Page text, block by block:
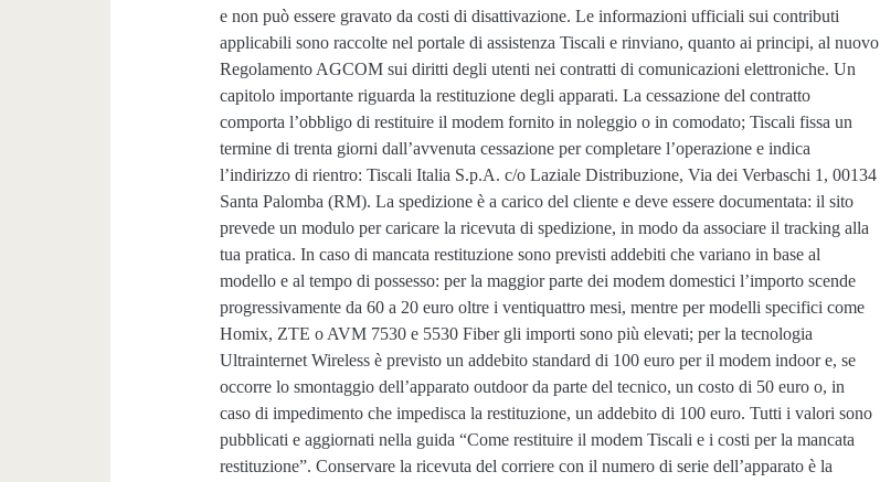
e non può essere gravato da costi di disattivazione. Le informazioni ufficiali sui contributi
applicabili sono raccolte nel portale di assistenza Tiscali e rinviano, quanto ai principi, al nuovo
Regolamento AGCOM sui diritti degli utenti nei contratti di comunicazioni elettroniche. Un
capitolo importante riguarda la restituzione degli apparati. La cessazione del contratto
comporta l’obbligo di restituire il modem fornito in noleggio o in comodato; Tiscali fissa un
termine di trenta giorni dall’avvenuta cessazione per completare l’operazione e indica
l’indirizzo di rientro: Tiscali Italia S.p.A. c/o Laziale Distribuzione, Via dei Verbaschi 1, 00134
Santa Palomba (RM). La spedizione è a carico del cliente e deve essere documentata: il sito
prevede un modulo per caricare la ricevuta di spedizione, in modo da associare il tracking alla
tua pratica. In caso di mancata restituzione sono previsti addebiti che variano in base al
modello e al tempo di possesso: per la maggior parte dei modem domestici l’importo scende
progressivamente da 60 a 20 euro oltre i ventiquattro mesi, mentre per modelli specifici come
Homix, ZTE o AVM 7530 e 5530 Fiber gli importi sono più elevati; per la tecnologia
Ultrainternet Wireless è previsto un addebito standard di 100 euro per il modem indoor e, se
occorre lo smontaggio dell’apparato outdoor da parte del tecnico, un costo di 50 euro o, in
caso di impedimento che impedisca la restituzione, un addebito di 100 euro. Tutti i valori sono
pubblicati e aggiornati nella guida “Come restituire il modem Tiscali e i costi per la mancata
restituzione”. Conservare la ricevuta del corriere con il numero di serie dell’apparato è la